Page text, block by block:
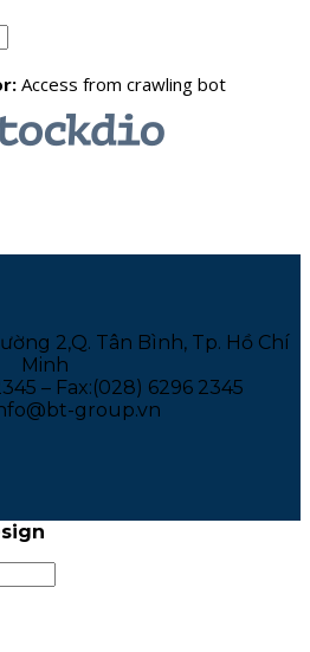
2,Q. Tân Bình, Tp. Hồ Chí
Minh
– Fax:(028) 6296 2345
group.vn